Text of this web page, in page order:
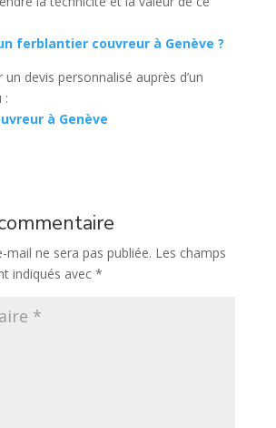
ferblantier couvreur à Genève ?
devis personnalisé auprès d’un
:
à Genève
mail ne sera pas publiée. Les champs
indiqués avec *